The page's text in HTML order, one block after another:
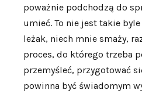
poważnie podchodzą do
umieć. To nie jest takie byle
leżak, niech mnie smaży,
proces, do którego trzeba
przemyśleć, przygotować
powinna być świadomym